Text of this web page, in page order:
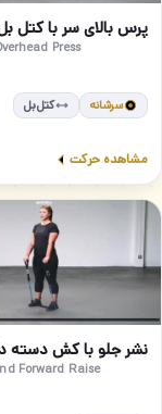
پرس بالای سر با کتل
Press
سرشانه کتل‌بل
مشاهده حرکت
51
نشر جلو با کش دسته
Forward Raise